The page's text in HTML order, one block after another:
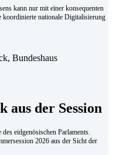
kann nur mit einer konsequenten
nationale Digitalisierung
aus der Session
eidgenösischen Parlaments.
2026 aus der Sicht der